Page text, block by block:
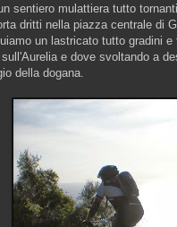
sentiero mulattiera tutto
dritti nella piazza centrale di
un lastricato tutto gradini
e dove svoltando a
della dogana.